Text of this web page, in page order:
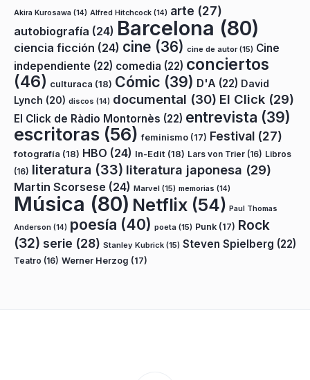
Akira Kurosawa (14) Alfred Hitchcock (14) arte (27)
autobiografía (24) Barcelona (80)
ciencia ficción (24) cine (36) cine de autor(15) Cine
independiente (22) comedia (22) conciertos
(46) culturaca (18) Cómic (39) D'A (22) David
Lynch (20) discos (14) documental (30) El Click (29)
El Click de Ràdio Montornès (22) entrevista (39)
escritoras (56) feminismo (17) Festival (27)
fotografía (18) HBO (24) In-Edit (18) Lars von Trier (16) Libros
(16) literatura (33) literatura japonesa (29)
Martin Scorsese (24) Marvel (15) memorias (14)
Música (80) Netflix (54) Paul Thomas
Anderson (14) poesía (40) poeta (15) Punk (17) Rock
(32) serie (28) Stanley Kubrick (15) Steven Spielberg (22)
Teatro (16) Werner Herzog (17)